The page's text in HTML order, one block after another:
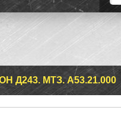
Д243. МТЗ. А53.21.000